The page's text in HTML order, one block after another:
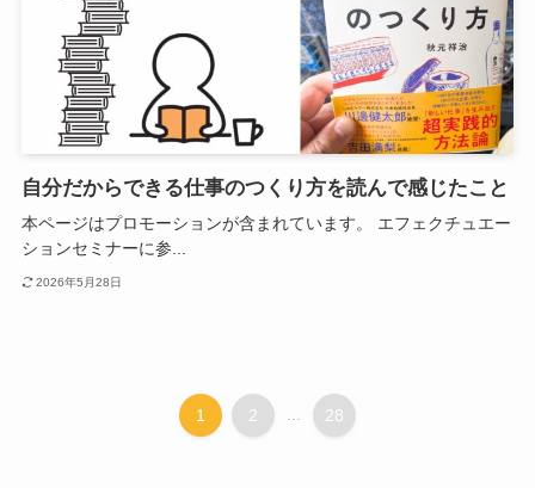
自分だからできる仕事のつくり方を読んで感じたこと
本ページはプロモーションが含まれています。 エフェクチュエー
ションセミナーに参...
2026年5月28日
1 2 28